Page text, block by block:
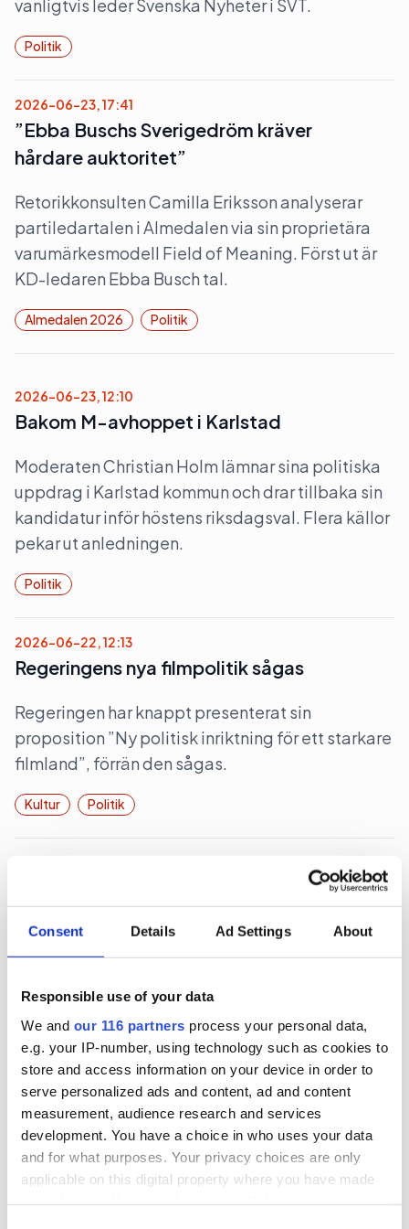
Consent Details Ad Settings About
Responsible use of your data
We and our 116 partners process your personal data,
e.g. your IP-number, using technology such as cookies to
store and access information on your device in order to
serve personalized ads and content, ad and content
measurement, audience research and services
development. You have a choice in who uses your data
and for what purposes. Your privacy choices are only
applicable on this digital property where you have made
vanligtvis leder Svenska Nyheter i SVT.
Politik
2026-06-23, 17:41
”Ebba Buschs Sverigedröm kräver
hårdare auktoritet”
Retorikkonsulten Camilla Eriksson analyserar
partiledartalen i Almedalen via sin proprietära
varumärkesmodell Field of Meaning. Först ut är
KD-ledaren Ebba Busch tal.
Almedalen 2026 Politik
2026-06-23, 12:10
Bakom M-avhoppet i Karlstad
Moderaten Christian Holm lämnar sina politiska
uppdrag i Karlstad kommun och drar tillbaka sin
kandidatur inför höstens riksdagsval. Flera källor
pekar ut anledningen.
Politik
2026-06-22, 12:13
Regeringens nya filmpolitik sågas
Regeringen har knappt presenterat sin
proposition ”Ny politisk inriktning för ett starkare
filmland”, förrän den sågas.
Kultur Politik
turistkampanjar
Nej det blir inte Botkyrka när partiledaren (s)
valturné i Sverige. Dock blir det flera klassiska
turistorter.
Politik Val 2026
2026-06-16, 07:48
Gruvbolag och branschorganisation
halvjublar över skrotat uran-veto